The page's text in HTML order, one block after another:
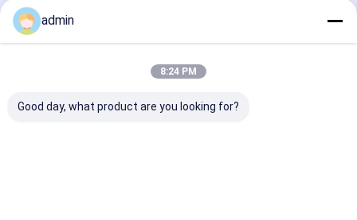
Geadviseerde Producten
admin
8:24 PM
Good day, what product are you looking for?